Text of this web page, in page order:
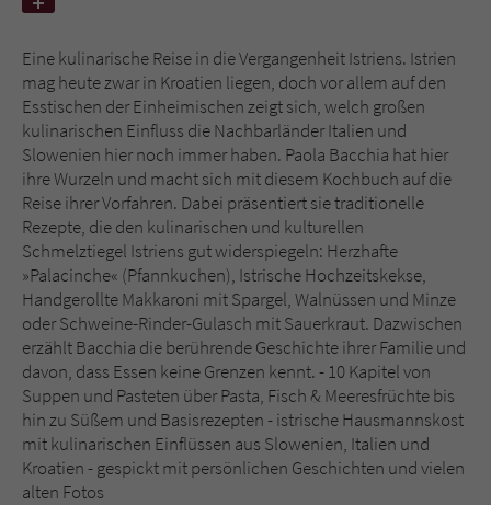
Eine kulinarische Reise in die Vergangenheit Istriens. Istrien
mag heute zwar in Kroatien liegen, doch vor allem auf den
Esstischen der Einheimischen zeigt sich, welch großen
kulinarischen Einfluss die Nachbarländer Italien und
Slowenien hier noch immer haben. Paola Bacchia hat hier
ihre Wurzeln und macht sich mit diesem Kochbuch auf die
Reise ihrer Vorfahren. Dabei präsentiert sie traditionelle
Rezepte, die den kulinarischen und kulturellen
Schmelztiegel Istriens gut widerspiegeln: Herzhafte
»Palacinche« (Pfannkuchen), Istrische Hochzeitskekse,
Handgerollte Makkaroni mit Spargel, Walnüssen und Minze
oder Schweine-Rinder-Gulasch mit Sauerkraut. Dazwischen
erzählt Bacchia die berührende Geschichte ihrer Familie und
davon, dass Essen keine Grenzen kennt. - 10 Kapitel von
Suppen und Pasteten über Pasta, Fisch & Meeresfrüchte bis
hin zu Süßem und Basisrezepten - istrische Hausmannskost
mit kulinarischen Einflüssen aus Slowenien, Italien und
Kroatien - gespickt mit persönlichen Geschichten und vielen
alten Fotos
Name tx_pwcomments_ahash
Anbieter Literatur-Couch Medien GmbH & Co. KG
Laufzeit 1 Jahr
Zweck Cookie für Kommentare einzelner Buchtitel
Name fe_typo_user
Anbieter Literatur-Couch Medien GmbH & Co. KG
Laufzeit Session
Zweck
Dieses Cookie gewährleistet die
Kommunikation der Webseite mit dem
Benutzer. Es wird benötigt um z. B. den